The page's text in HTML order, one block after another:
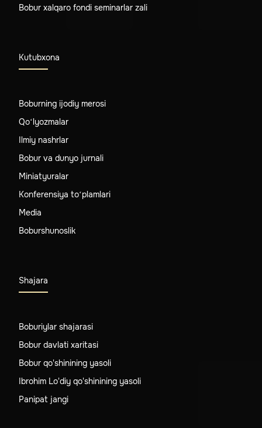
Bobur xalqaro fondi seminarlar zali
Kutubxona
Boburning ijodiy merosi
Qo‘lyozmalar
Ilmiy nashrlar
Bobur va dunyo jurnali
Miniatyuralar
Konferensiya to‘plamlari
Media
Boburshunoslik
Shajara
Boburiylar shajarasi
Bobur davlati xaritasi
Bobur qo'shinining yasoli
Ibrohim Lo'diy qo'shinining yasoli
Panipat jangi